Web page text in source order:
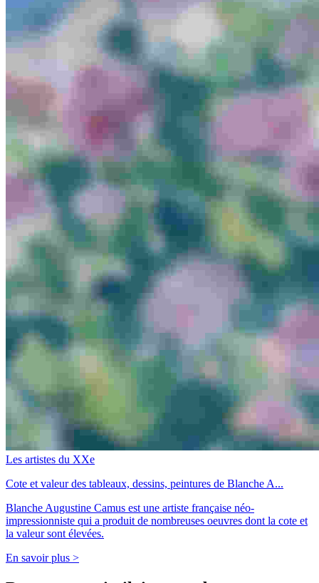
Les artistes du XXe
Cote et valeur des tableaux, dessins, peintures de Blanche A...
Blanche Augustine Camus est une artiste française néo-
impressionniste qui a produit de nombreuses oeuvres dont la cote et
la valeur sont élevées.
En savoir plus >